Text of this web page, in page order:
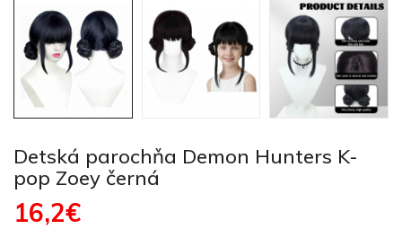
Detská parochňa Demon Hunters K-
pop Zoey černá
16,2€